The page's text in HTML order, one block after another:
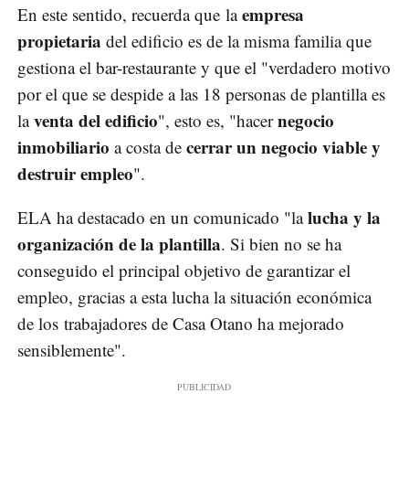
En este sentido, recuerda que laempresa
propietaria del edificio es de la misma familia que
gestiona el bar-restaurante y que el "verdadero motivo
por el que se despide a las 18 personas de plantilla es
laventa del edificio", esto es, "hacernegocio
inmobiliario a costa de cerrar un negocio viable y
destruir empleo".
ELA ha destacado en un comunicado "lalucha y la
organización de la plantilla. Si bien no se ha
conseguido el principal objetivo de garantizar el
empleo, gracias a esta lucha la situación económica
de los trabajadores de Casa Otano ha mejorado
sensiblemente".